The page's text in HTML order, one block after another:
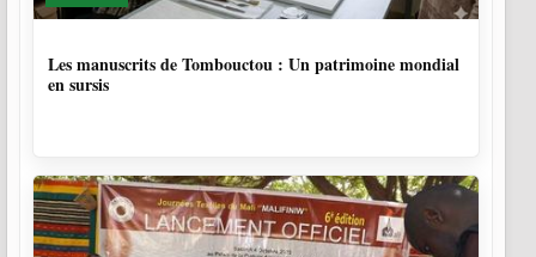
Les manuscrits de Tombouctou : Un patrimoine mondial
en sursis